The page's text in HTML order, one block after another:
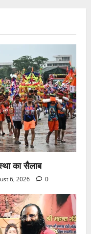
का सैलाब
6, 2026 0